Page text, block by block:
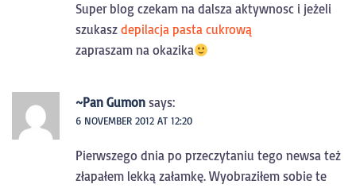
Super blog czekam na dalsza aktywnosc i jeżeli
szukasz depilacja pasta cukrową
zapraszam na okazika
~Pan Gumon says:
6 NOVEMBER 2012 AT 12:20
Pierwszego dnia po przeczytaniu tego newsa też
złapałem lekką załamkę. Wyobraziłem sobie te